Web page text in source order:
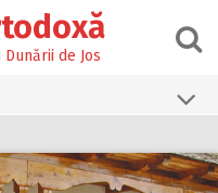
de Jos